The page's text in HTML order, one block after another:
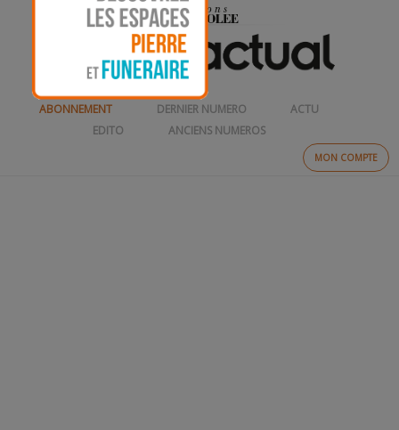
MON COMPTE
ABONNEMENT DERNIER NUMERO
ACTU
EDITO
ANCIENS NUMEROS